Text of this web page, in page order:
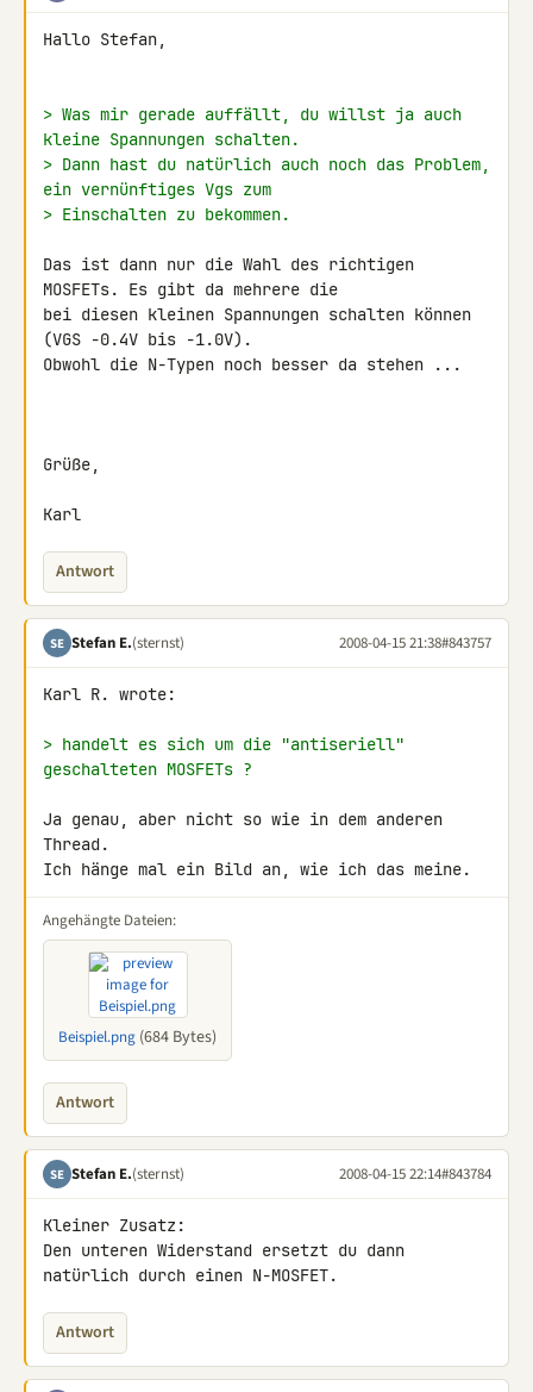
Hallo Stefan,
> Was mir gerade auffällt, du willst ja auch
kleine Spannungen schalten.
> Dann hast du natürlich auch noch das Problem,
ein vernünftiges Vgs zum
> Einschalten zu bekommen.
Das ist dann nur die Wahl des richtigen
MOSFETs. Es gibt da mehrere die
bei diesen kleinen Spannungen schalten können
(VGS -0.4V bis -1.0V).
Obwohl die N-Typen noch besser da stehen ...
Grüße,
Karl
Antwort
SE Stefan E.(sternst) 2008-04-15 21:38#843757
Karl R. wrote:
> handelt es sich um die "antiseriell"
geschalteten MOSFETs ?
Ja genau, aber nicht so wie in dem anderen
Thread.
Ich hänge mal ein Bild an, wie ich das meine.
Angehängte Dateien:
Beispiel.png (684 Bytes)
Antwort
SE Stefan E.(sternst) 2008-04-15 22:14#843784
Kleiner Zusatz:
Den unteren Widerstand ersetzt du dann
natürlich durch einen N-MOSFET.
Antwort